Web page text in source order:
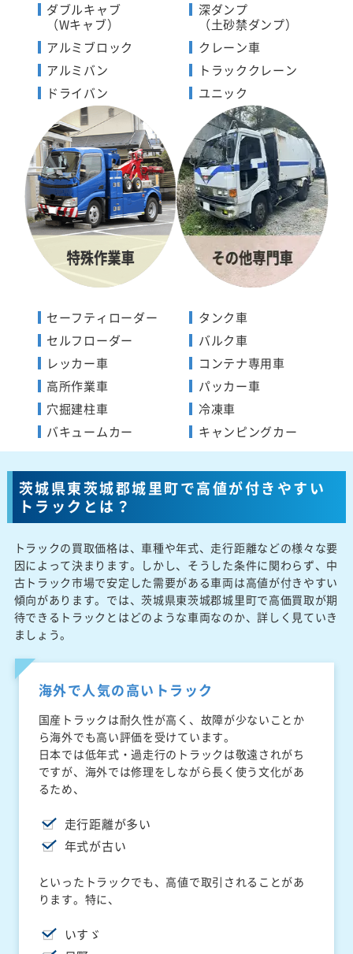
ダブルキャブ
（Wキャブ）
アルミブロック
アルミバン
ドライバン
深ダンプ
（土砂禁ダンプ）
クレーン車
トラッククレーン
ユニック
セーフティローダー
セルフローダー
レッカー車
高所作業車
穴掘建柱車
バキュームカー
タンク車
バルク車
コンテナ専用車
パッカー車
冷凍車
キャンピングカー
茨城県東茨城郡城里町で高値が付きやすい
トラックとは？
トラックの買取価格は、車種や年式、走行距離などの様々な要
因によって決まります。しかし、そうした条件に関わらず、中
古トラック市場で安定した需要がある車両は高値が付きやすい
傾向があります。では、茨城県東茨城郡城里町で高価買取が期
待できるトラックとはどのような車両なのか、詳しく見ていき
ましょう。
海外で人気の高いトラック
国産トラックは耐久性が高く、故障が少ないことか
ら海外でも高い評価を受けています。
日本では低年式・過走行のトラックは敬遠されがち
ですが、海外では修理をしながら長く使う文化があ
るため、
走行距離が多い
年式が古い
といったトラックでも、高値で取引されることがあ
ります。特に、
いすゞ